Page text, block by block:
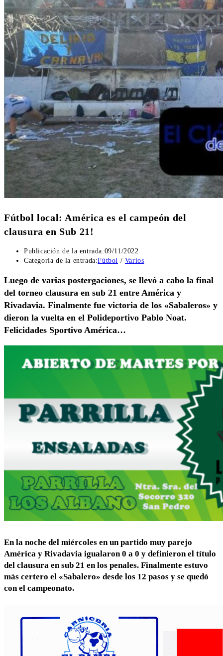
Fútbol local: América es el campeón del
clausura en Sub 21!
Publicación de la entrada:09/11/2022
Categoría de la entrada:Fútbol / Varios
Luego de varias postergaciones, se llevó a cabo la final
del torneo clausura en sub 21 entre América y
Rivadavia. Finalmente fue victoria de los «Sabaleros» y
dieron la vuelta en el Polideportivo Pablo Noat.
Felicidades Sportivo América…
En la noche del miércoles en un partido muy parejo
América y Rivadavia igualaron 0 a 0 y definieron el título
del clausura en sub 21 en los penales. Finalmente estuvo
más certero el «Sabalero» desde los 12 pasos y se quedó
con el campeonato.